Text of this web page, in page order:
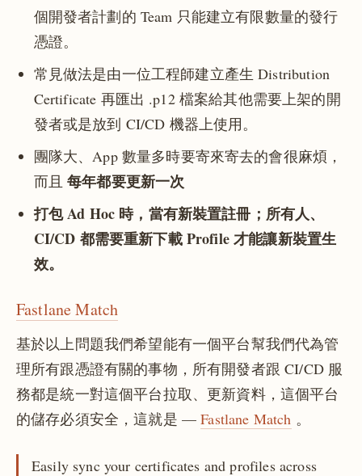
個開發者計劃的 Team 只能建立有限數量的發行
憑證。
常見做法是由一位工程師建立產生 Distribution
Certificate 再匯出 .p12 檔案給其他需要上架的開
發者或是放到 CI/CD 機器上使用。
團隊大、App 數量多時要寄來寄去的會很麻煩，
而且每年都要更新一次
打包 Ad Hoc 時，當有新裝置註冊；所有人、
CI/CD 都需要重新下載 Profile 才能讓新裝置生
效。
Fastlane Match
基於以上問題我們希望能有一個平台幫我們代為管
理所有跟憑證有關的事物，所有開發者跟 CI/CD 服
務都是統一對這個平台拉取、更新資料，這個平台
的儲存必須安全，這就是 —Fastlane Match 。
Easily sync your certificates and profiles across